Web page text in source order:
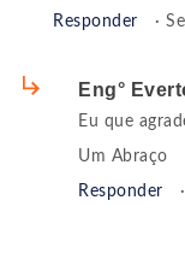
Responder ·
Eng°
Eu que
Um Abraço
Responder